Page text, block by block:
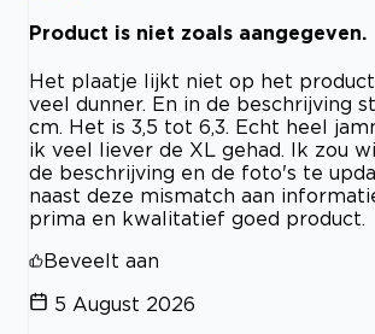
Product is niet zoals aangegeven.
Het plaatje lijkt niet op het
veel dunner. En in de beschrijving
cm. Het is 3,5 tot 6,3. Echt heel
ik veel liever de XL gehad. Ik zou
de beschrijving en de foto's te
naast deze mismatch aan
prima en kwalitatief goed product.
Beveelt aan
5 August 2026